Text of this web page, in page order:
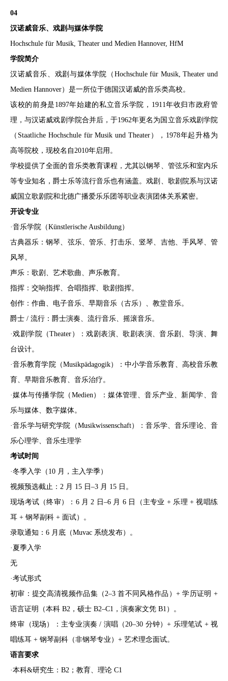
04
汉诺威音乐、戏剧与媒体学院
Hochschule für Musik, Theater und Medien Hannover, HfM
学院简介
汉诺威音乐、戏剧与媒体学院（Hochschule für Musik, Theater und
Medien Hannover）是一所位于德国汉诺威的音乐类高校。
该校的前身是1897年始建的私立音乐学院，1911年收归市政府管
理，与汉诺威戏剧学院合并后，于1962年更名为国立音乐戏剧学院
（Staatliche Hochschule für Musik und Theater），1978年起升格为
高等院校，现校名自2010年启用。
学校提供了全面的音乐类教育课程，尤其以钢琴、管弦乐和室内乐
等专业知名，爵士乐等流行音乐也有涵盖。戏剧、歌剧院系与汉诺
威国立歌剧院和北德广播爱乐乐团等职业表演团体关系紧密。
开设专业
·音乐学院（Künstlerische Ausbildung）
古典器乐：钢琴、弦乐、管乐、打击乐、竖琴、吉他、手风琴、管
风琴。
声乐：歌剧、艺术歌曲、声乐教育。
指挥：交响指挥、合唱指挥、歌剧指挥。
创作：作曲、电子音乐、早期音乐（古乐）、教堂音乐。
爵士 / 流行：爵士演奏、流行音乐、摇滚音乐。
·戏剧学院（Theater）：戏剧表演、歌剧表演、音乐剧、导演、舞
台设计。
·音乐教育学院（Musikpädagogik）：中小学音乐教育、高校音乐教
育、早期音乐教育、音乐治疗。
·媒体与传播学院（Medien）：媒体管理、音乐产业、新闻学、音
乐与媒体、数字媒体。
·音乐学与研究学院（Musikwissenschaft）：音乐学、音乐理论、音
乐心理学、音乐生理学
考试时间
·冬季入学（10 月，主入学季）
视频预选截止：2 月 15 日–3 月 15 日。
现场考试（终审）：6 月 2 日–6 月 6 日（主专业 + 乐理 + 视唱练
耳 + 钢琴副科 + 面试）。
录取通知：6 月底（Muvac 系统发布）。
·夏季入学
无
·考试形式
初审：提交高清视频作品集（2–3 首不同风格作品）+ 学历证明 +
语言证明（本科 B2，硕士 B2–C1，演奏家文凭 B1）。
终审（现场）：主专业演奏 / 演唱（20–30 分钟）+ 乐理笔试 + 视
唱练耳 + 钢琴副科（非钢琴专业）+ 艺术理念面试。
语言要求
·本科&研究生：B2；教育、理论 C1